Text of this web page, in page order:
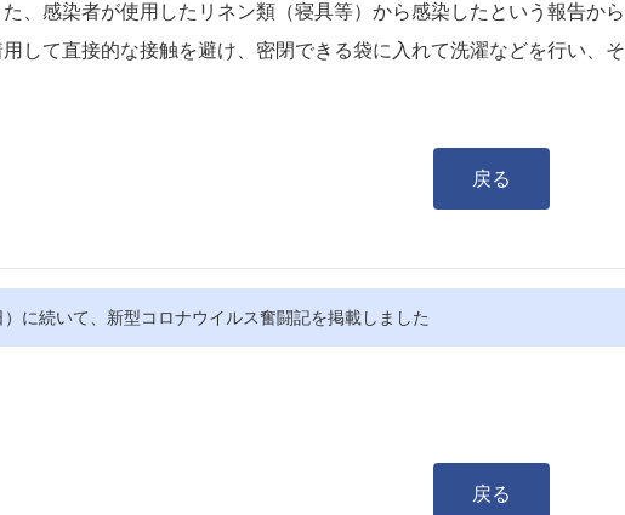
た、感染者が使用したリネン類（寝具等）から感染したという報告か
用して直接的な接触を避け、密閉できる袋に入れて洗濯などを行い、
戻る
に続いて、新型コロナウイルス奮闘記を掲載しました
戻る